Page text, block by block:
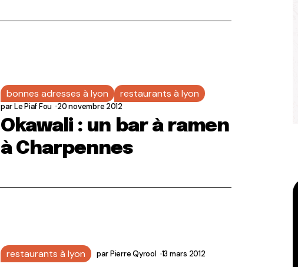
bonnes adresses à lyon restaurants à lyon
parLe Piaf Fou 20 novembre 2012
Okawali : un bar à ramen
à Charpennes
restaurants à lyon parPierre Qyrool 13 mars 2012